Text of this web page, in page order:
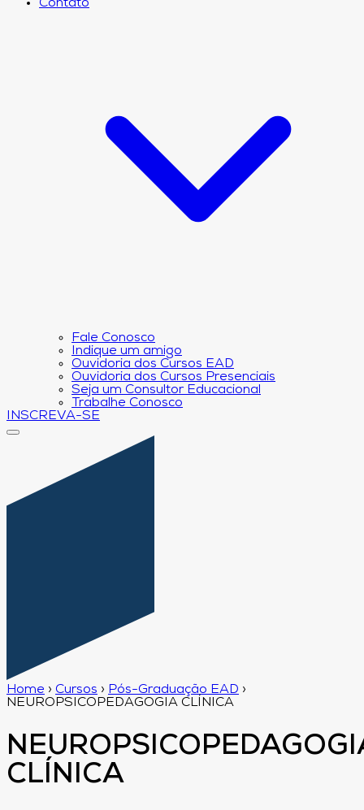
Contato
Fale Conosco
Indique um amigo
Ouvidoria dos Cursos EAD
Ouvidoria dos Cursos Presenciais
Seja um Consultor Educacional
Trabalhe Conosco
INSCREVA-SE
Home › Cursos › Pós-Graduação EAD ›
NEUROPSICOPEDAGOGIA CLÍNICA
CLÍNICA